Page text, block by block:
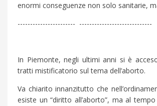
enormi conseguenze non solo sanitarie,
----------------------- -----------------------------
In Piemonte, negli ultimi anni si è
tratti mistificatorio sul tema dell’aborto.
Va chiarito innanzitutto che
esiste un “diritto all’aborto”, ma al